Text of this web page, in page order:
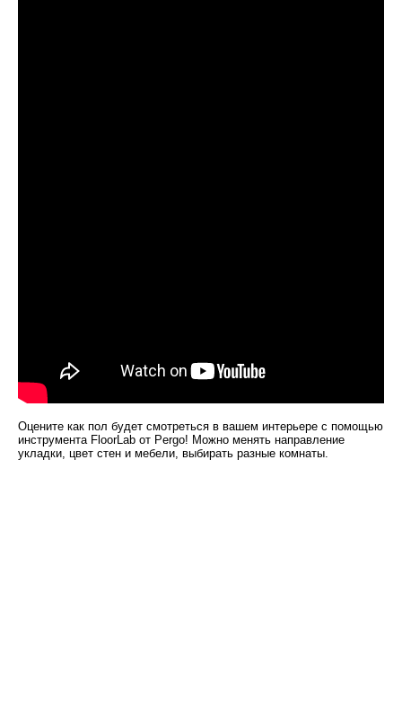
Оцените как пол будет смотреться в вашем интерьере с помощью
инструмента FloorLab от Pergo! Можно менять направление
укладки, цвет стен и мебели, выбирать разные комнаты.